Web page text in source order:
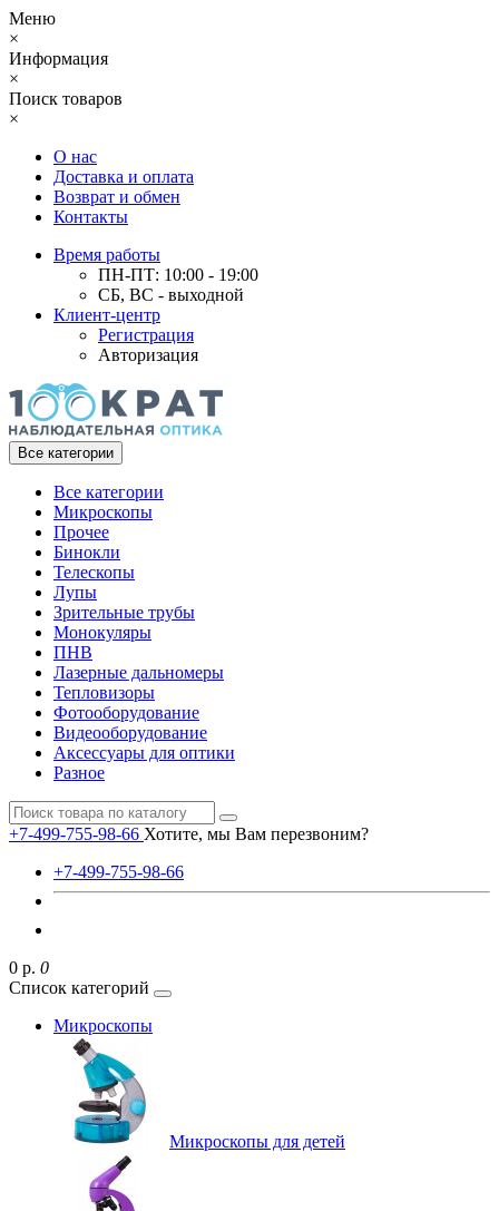
Меню
×
Информация
×
Поиск товаров
×
О нас
Доставка и оплата
Возврат и обмен
Контакты
Время работы
ПН-ПТ: 10:00 - 19:00
СБ, ВС - выходной
Клиент-центр
Регистрация
Авторизация
Все категории
Все категории
Микроскопы
Прочее
Бинокли
Телескопы
Лупы
Зрительные трубы
Монокуляры
ПНВ
Лазерные дальномеры
Тепловизоры
Фотооборудование
Видеооборудование
Аксессуары для оптики
Разное
+7-499-755-98-66 Хотите, мы Вам перезвоним?
+7-499-755-98-66
0 р. 0
Список категорий
Микроскопы
Микроскопы для детей